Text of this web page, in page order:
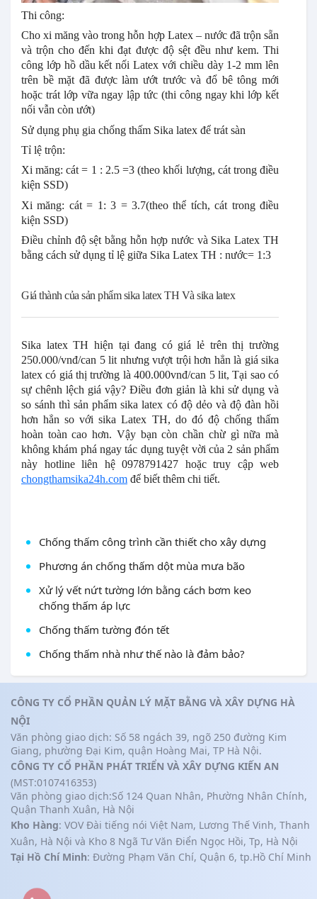
Thi công:
Cho xi măng vào trong hỗn hợp Latex – nước đã trộn sẵn
và trộn cho đến khi đạt được độ sệt đều như kem. Thi
công lớp hồ dầu kết nối Latex với chiều dày 1-2 mm lên
trên bề mặt đã được làm ướt trước và đổ bê tông mới
hoặc trát lớp vữa ngay lập tức (thi công ngay khi lớp kết
nối vẫn còn ướt)
Sử dụng phụ gia chống thấm Sika latex để trát sàn
Tỉ lệ trộn:
Xi măng: cát = 1 : 2.5 =3 (theo khối lượng, cát trong điều
kiện SSD)
Xi măng: cát = 1: 3 = 3.7(theo thể tích, cát trong điều
kiện SSD)
Điều chỉnh độ sệt bằng hỗn hợp nước và Sika Latex TH
bằng cách sử dụng tỉ lệ giữa Sika Latex TH : nước= 1:3
Giá thành của sản phẩm sika latex TH Và sika latex
Sika latex TH hiện tại đang có giá lẻ trên thị trường
250.000/vnđ/can 5 lit nhưng vượt trội hơn hẳn là giá sika
latex có giá thị trường là 400.000vnđ/can 5 lit, Tại sao có
sự chênh lệch giá vậy? Điều đơn giản là khi sử dụng và
so sánh thì sản phẩm sika latex có độ dẻo và độ đàn hồi
hơn hẳn so với sika Latex TH, do đó độ chống thấm
hoàn toàn cao hơn. Vậy bạn còn chần chừ gì nữa mà
không khám phá ngay tác dụng tuyệt vời của 2 sản phẩm
này hotline liên hệ 0978791427 hoặc truy cập web
chongthamsika24h.com để biết thêm chi tiết.
Chống thấm công trình cần thiết cho xây dựng
Phương án chống thấm dột mùa mưa bão
Xử lý vết nứt tường lớn bằng cách bơm keo
chống thấm áp lực
Chống thấm tường đón tết
Chống thấm nhà như thế nào là đảm bảo?
CÔNG TY CỔ PHẦN QUẢN LÝ MẶT BẰNG VÀ XÂY DỰNG HÀ
NỘI
Văn phòng giao dịch: Số 58 ngách 39, ngõ 250 đường Kim
Giang, phường Đại Kim, quận Hoàng Mai, TP Hà Nội.
CÔNG TY CỔ PHẦN PHÁT TRIỂN VÀ XÂY DỰNG KIẾN AN
(MST:0107416353)
Văn phòng giao dịch:Số 124 Quan Nhân, Phường Nhân Chính,
Quận Thanh Xuân, Hà Nội
Kho Hàng: VOV Đài tiếng nói Việt Nam, Lương Thế Vinh, Thanh
Xuân, Hà Nội và Kho 8 Ngã Tư Văn Điển Ngọc Hồi, Tp, Hà Nội
Tại Hồ Chí Minh: Đường Phạm Văn Chí, Quận 6, tp.Hồ Chí Minh